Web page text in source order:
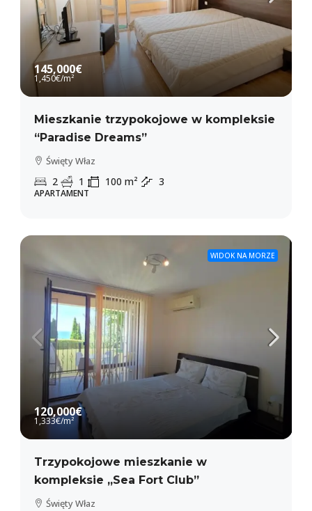
145,000€
1,450€/m²
Mieszkanie trzypokojowe w kompleksie
“Paradise Dreams”
Święty Właz
2 1 100 m² 3
APARTAMENT
WIDOK NA MORZE
120,000€
1,333€/m²
Trzypokojowe mieszkanie w
kompleksie „Sea Fort Club”
Święty Właz